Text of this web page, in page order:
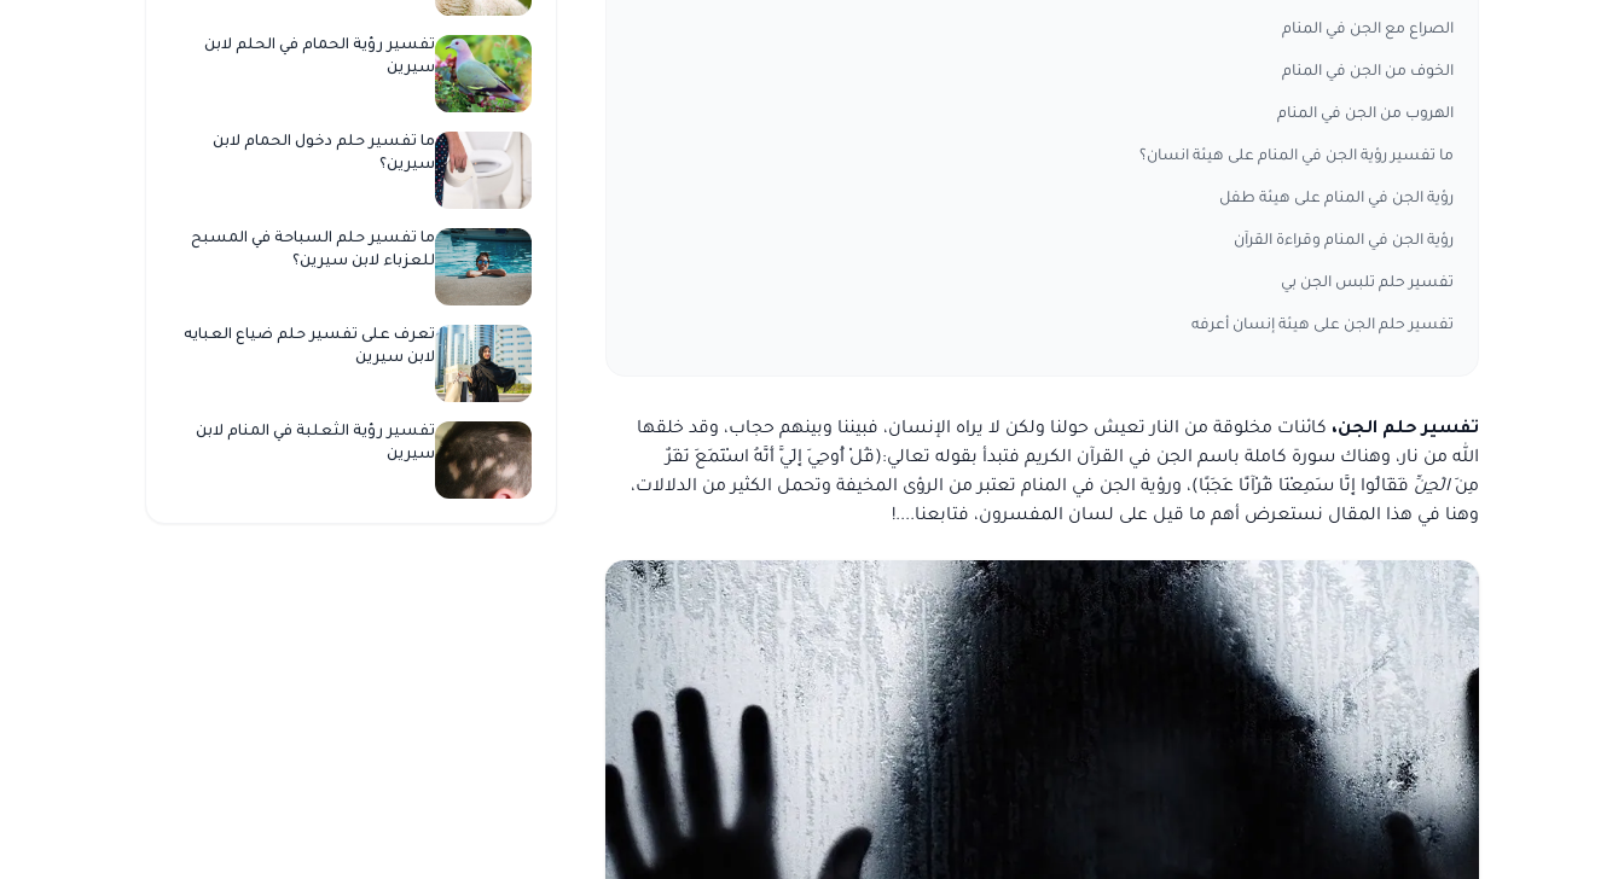
الصراع مع الجن في المنام
الخوف من الجن في المنام
الهروب من الجن في المنام
ما تفسير رؤية الجن في المنام على هيئة انسان؟
رؤية الجن في المنام على هيئة طفل
رؤية الجن في المنام وقراءة القرآن
تفسير حلم تلبس الجن بي
تفسير حلم الجن على هيئة إنسان أعرفه
تفسير حلم الجن، كائنات مخلوقة من النار تعيش حولنا ولكن لا يراه الإنسان، فبيننا وبينهم حجاب، وقد خلقها
الله من نار، وهناك سورة كاملة باسم الجن في القرآن الكريم فتبدأ بقوله تعالي:(قُلْ أُوحِيَ إِلَيَّ أَنَّهُ اسْتَمَعَ نَفَرٌ
مِنَالْجِنِّ فَقَالُوا إِنَّا سَمِعْنَا قُرْآنًا عَجَبًا)، ورؤية الجن في المنام تعتبر من الرؤى المخيفة وتحمل الكثير من الدلالات،
وهنا في هذا المقال نستعرض أهم ما قيل على لسان المفسرون، فتابعنا....!
تفسير رؤية الحمام في الحلم لابن
سيرين
ما تفسير حلم دخول الحمام لابن
سيرين؟
ما تفسير حلم السباحة في المسبح
للعزباء لابن سيرين؟
تعرف على تفسير حلم ضياع العبايه
لابن سيرين
تفسير رؤية الثعلبة في المنام لابن
سيرين